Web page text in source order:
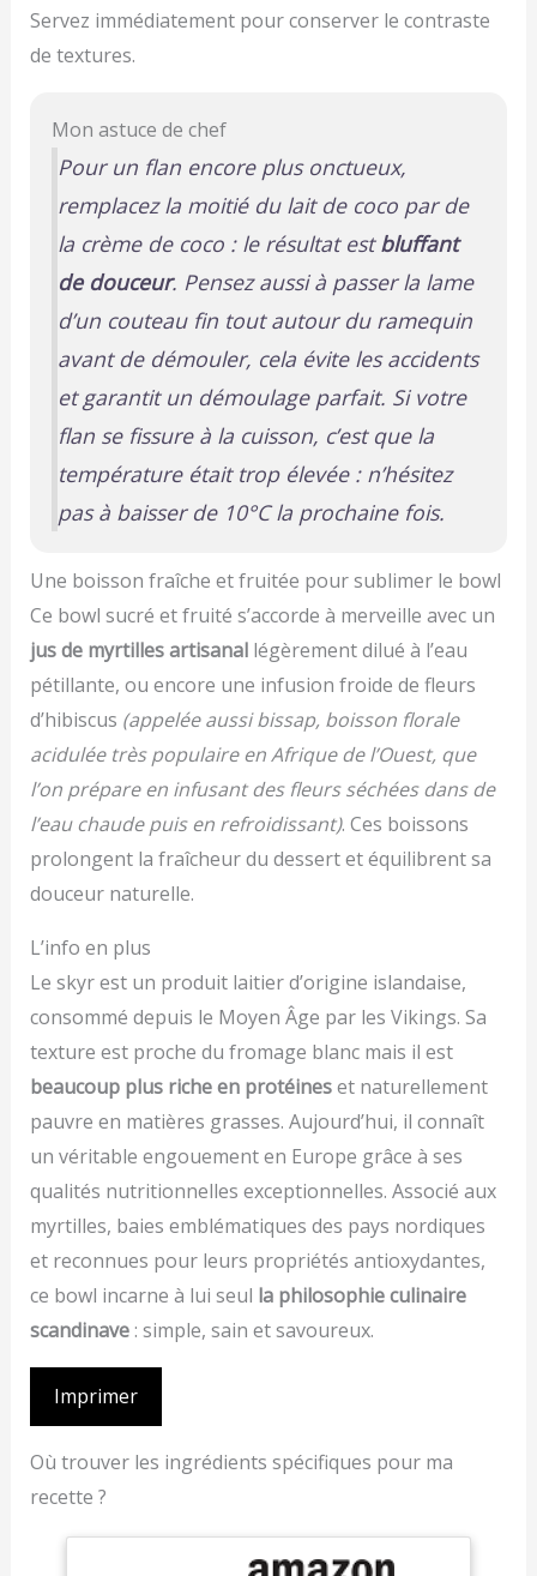
Servez immédiatement pour conserver le contraste
de textures.
Mon astuce de chef
Pour un flan encore plus onctueux,
remplacez la moitié du lait de coco par de
la crème de coco : le résultat estbluffant
de douceur. Pensez aussi à passer la lame
d’un couteau fin tout autour du ramequin
avant de démouler, cela évite les accidents
et garantit un démoulage parfait. Si votre
flan se fissure à la cuisson, c’est que la
température était trop élevée : n’hésitez
pas à baisser de 10°C la prochaine fois.
Une boisson fraîche et fruitée pour sublimer le bowl
Ce bowl sucré et fruité s’accorde à merveille avec un
jus de myrtilles artisanallégèrement dilué à l’eau
pétillante, ou encore une infusion froide de fleurs
d’hibiscus (appelée aussi bissap, boisson florale
acidulée très populaire en Afrique de l’Ouest, que
l’on prépare en infusant des fleurs séchées dans de
l’eau chaude puis en refroidissant). Ces boissons
prolongent la fraîcheur du dessert et équilibrent sa
douceur naturelle.
L’info en plus
Le skyr est un produit laitier d’origine islandaise,
consommé depuis le Moyen Âge par les Vikings. Sa
texture est proche du fromage blanc mais il est
beaucoup plus riche en protéineset naturellement
pauvre en matières grasses. Aujourd’hui, il connaît
un véritable engouement en Europe grâce à ses
qualités nutritionnelles exceptionnelles. Associé aux
myrtilles, baies emblématiques des pays nordiques
et reconnues pour leurs propriétés antioxydantes,
ce bowl incarne à lui seul la philosophie culinaire
scandinave: simple, sain et savoureux.
Imprimer
Où trouver les ingrédients spécifiques pour ma
recette ?